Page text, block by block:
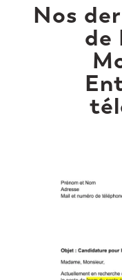
Nos
de